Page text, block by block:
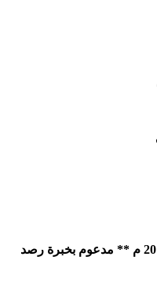
** على الفضاء الإلكتروني منذ عام 2014 م ** مدعوم بخبرة رصد